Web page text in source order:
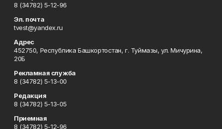
8 (34782) 5-12-96
Эл. почта
tvest@yandex.ru
Адрес
452750, Республика Башкортостан, г. Туймазы, ул. Мичурина,
20Б
Рекламная служба
8 (34782) 5-13-00
Редакция
8 (34782) 5-13-05
Приемная
8 (34782) 5-12-96